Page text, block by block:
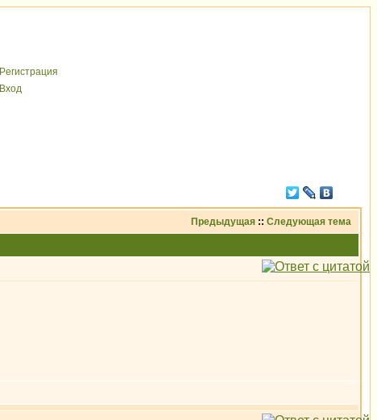
Peгиcтрaция
Вхoд
Предыдущая :: Следующая тема